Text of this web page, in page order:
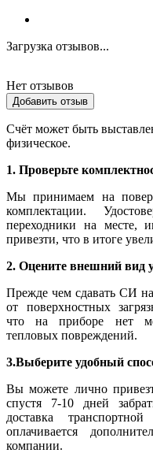
Загрузка отзывов...
Нет отзывов
Добавить отзыв
Счёт может быть
физическое.
1. Проверьте
Мы принимаем на
комплектации.
переходники на месте,
привезти, что в итоге
2. Оцените внешний вид
Прежде чем сдавать СИ на
от поверхностных
что на приборе нет
тепловых повреждений.
3.Выберите удобный
Вы можете лично
спустя 7-10 дней
доставка
оплачивается
компании.